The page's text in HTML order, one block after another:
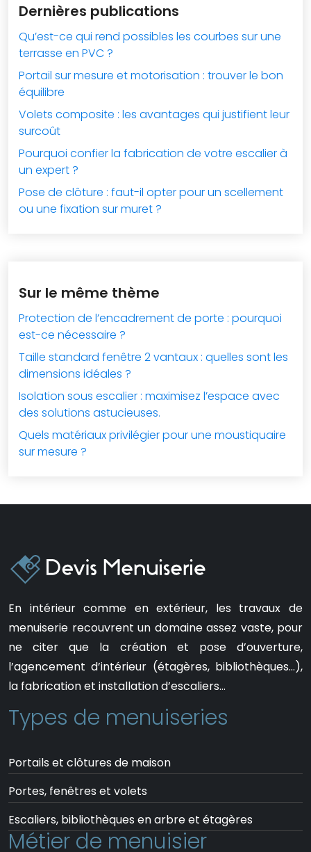
Dernières publications
Qu’est-ce qui rend possibles les courbes sur une
terrasse en PVC ?
Portail sur mesure et motorisation : trouver le bon
équilibre
Volets composite : les avantages qui justifient leur
surcoût
Pourquoi confier la fabrication de votre escalier à
un expert ?
Pose de clôture : faut-il opter pour un scellement
ou une fixation sur muret ?
Sur le même thème
Protection de l’encadrement de porte : pourquoi
est-ce nécessaire ?
Taille standard fenêtre 2 vantaux : quelles sont les
dimensions idéales ?
Isolation sous escalier : maximisez l’espace avec
des solutions astucieuses.
Quels matériaux privilégier pour une moustiquaire
sur mesure ?
En intérieur comme en extérieur, les travaux de
menuiserie recouvrent un domaine assez vaste, pour
ne citer que la création et pose d’ouverture,
l’agencement d’intérieur (étagères, bibliothèques…),
la fabrication et installation d’escaliers…
Types de menuiseries
Portails et clôtures de maison
Portes, fenêtres et volets
Escaliers, bibliothèques en arbre et étagères
Métier de menuisier